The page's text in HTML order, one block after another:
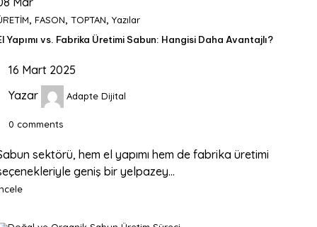
, FASON, TOPTAN, Yazılar
Yapımı vs. Fabrika Üretimi Sabun: Hangisi Daha Avantajlı?
16 Mart 2025
Yazar
Adapte Dijital
0 comments
sektörü, hem el yapımı hem de fabrika üretimi
geniş bir yelpazey...